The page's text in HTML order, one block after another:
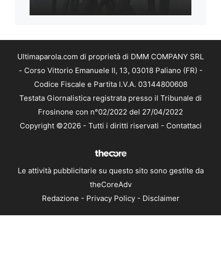
Ultimaparola.com di proprietà di DMM COMPANY SRL
- Corso Vittorio Emanuele II, 13, 03018 Paliano (FR) -
Codice Fiscale e Partita I.V.A. 03144800608
Testata Giornalistica registrata presso il Tribunale di
Frosinone con n°02/2022 del 27/04/2022
Copyright ©2026 - Tutti i diritti riservati - Contattaci
Le attività pubblicitarie su questo sito sono gestite da
theCoreAdv
Redazione - Privacy Policy- Disclaimer